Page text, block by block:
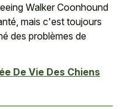
Walker Coonhound
mais c'est toujours
des problèmes de
De Vie Des Chiens